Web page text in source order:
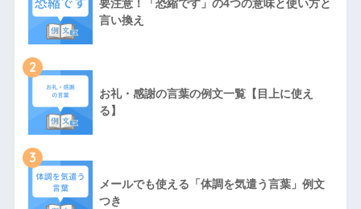
要注意！「恐縮です」の4つの意味と使い方と
言い換え
2
お礼・感謝の言葉の例文一覧【目上に使え
る】
3
メールでも使える「体調を気遣う言葉」例文
つき